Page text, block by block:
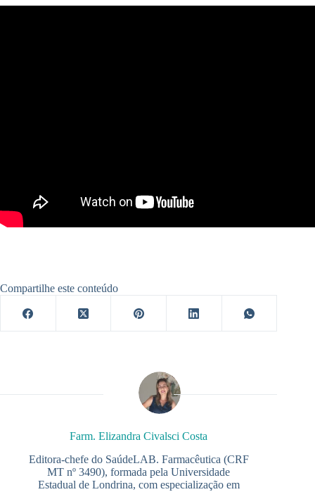
Compartilhe este conteúdo
Farm. Elizandra Civalsci Costa
Editora-chefe do SaúdeLAB. Farmacêutica (CRF
MT nº 3490), formada pela Universidade
Estadual de Londrina, com especialização em